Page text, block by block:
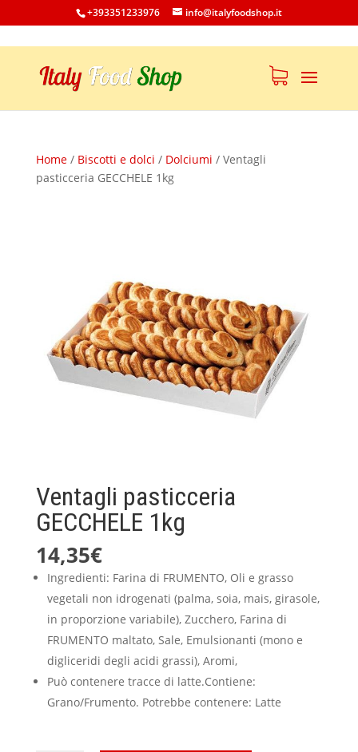
+393351233976 info@italyfoodshop.it
Home/ Biscotti e dolci / Dolciumi / Ventagli
pasticceria GECCHELE 1kg
Ventagli pasticceria
GECCHELE 1kg
14,35€
Ingredienti: Farina di FRUMENTO, Oli e grasso
vegetali non idrogenati (palma, soia, mais, girasole,
in proporzione variabile), Zucchero, Farina di
FRUMENTO maltato, Sale, Emulsionanti (mono e
digliceridi degli acidi grassi), Aromi,
Può contenere tracce di latte.Contiene:
Grano/Frumento. Potrebbe contenere: Latte